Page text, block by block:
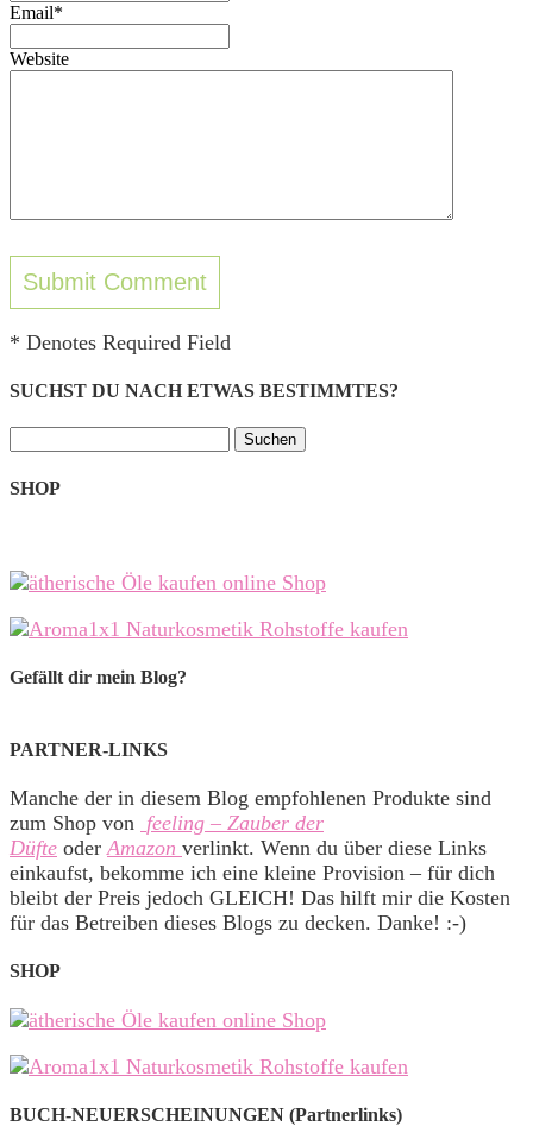
Email*
Website
* Denotes Required Field
SUCHST DU NACH ETWAS BESTIMMTES?
nach:
SHOP
Gefällt dir mein Blog?
PARTNER-LINKS
Manche der in diesem Blog empfohlenen Produkte sind
zum Shop von feeling – Zauber der
Düfte oderAmazon verlinkt. Wenn du über diese Links
einkaufst, bekomme ich eine kleine Provision – für dich
bleibt der Preis jedoch GLEICH! Das hilft mir die Kosten
für das Betreiben dieses Blogs zu decken. Danke! :-)
SHOP
BUCH-NEUERSCHEINUNGEN (Partnerlinks)